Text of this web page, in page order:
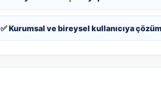
✅ Kurumsal ve bireysel kullanıcıya çözüm